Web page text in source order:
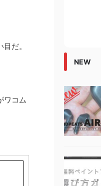
だ。
ワコム
NEW